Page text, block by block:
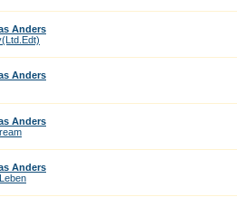
Anders
Anders
Anders
Anders